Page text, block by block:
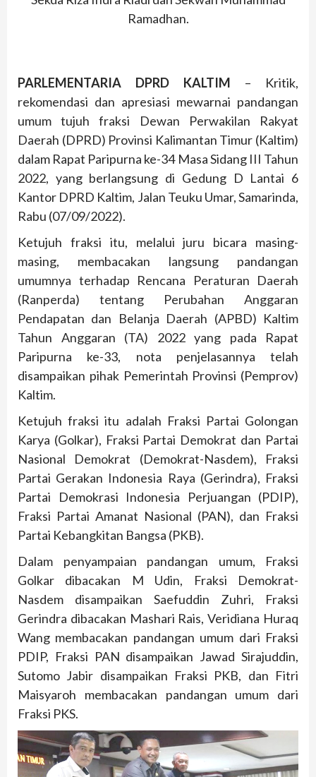
Ramadhan.
PARLEMENTARIA DPRD KALTIM – Kritik,
rekomendasi dan apresiasi mewarnai pandangan
umum tujuh fraksi Dewan Perwakilan Rakyat
Daerah (DPRD) Provinsi Kalimantan Timur (Kaltim)
dalam Rapat Paripurna ke-34 Masa Sidang III Tahun
2022, yang berlangsung di Gedung D Lantai 6
Kantor DPRD Kaltim, Jalan Teuku Umar, Samarinda,
Rabu (07/09/2022).
Ketujuh fraksi itu, melalui juru bicara masing-
masing, membacakan langsung pandangan
umumnya terhadap Rencana Peraturan Daerah
(Ranperda) tentang Perubahan Anggaran
Pendapatan dan Belanja Daerah (APBD) Kaltim
Tahun Anggaran (TA) 2022 yang pada Rapat
Paripurna ke-33, nota penjelasannya telah
disampaikan pihak Pemerintah Provinsi (Pemprov)
Kaltim.
Ketujuh fraksi itu adalah Fraksi Partai Golongan
Karya (Golkar), Fraksi Partai Demokrat dan Partai
Nasional Demokrat (Demokrat-Nasdem), Fraksi
Partai Gerakan Indonesia Raya (Gerindra), Fraksi
Partai Demokrasi Indonesia Perjuangan (PDIP),
Fraksi Partai Amanat Nasional (PAN), dan Fraksi
Partai Kebangkitan Bangsa (PKB).
Dalam penyampaian pandangan umum, Fraksi
Golkar dibacakan M Udin, Fraksi Demokrat-
Nasdem disampaikan Saefuddin Zuhri, Fraksi
Gerindra dibacakan Mashari Rais, Veridiana Huraq
Wang membacakan pandangan umum dari Fraksi
PDIP, Fraksi PAN disampaikan Jawad Sirajuddin,
Sutomo Jabir disampaikan Fraksi PKB, dan Fitri
Maisyaroh membacakan pandangan umum dari
Fraksi PKS.